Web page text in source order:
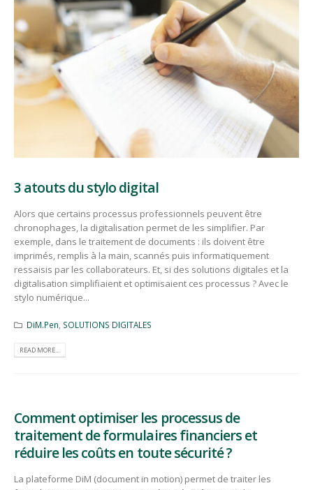
3 atouts du stylo digital
Alors que certains processus professionnels peuvent être
chronophages, la digitalisation permet de les simplifier. Par
exemple, dans le traitement de documents : ils doivent être
imprimés, remplis à la main, scannés puis informatiquement
ressaisis par les collaborateurs. Et, si des solutions digitales et la
digitalisation simplifiaient et optimisaient ces processus ? Avec le
stylo numérique...
DiM.Pen SOLUTIONS DIGITALES
READ MORE...
Comment optimiser les processus de
traitement de formulaires financiers et
réduire les coûts en toute sécurité ?
La plateforme DiM (document in motion) permet de traiter les